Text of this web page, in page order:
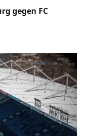
gegen FC